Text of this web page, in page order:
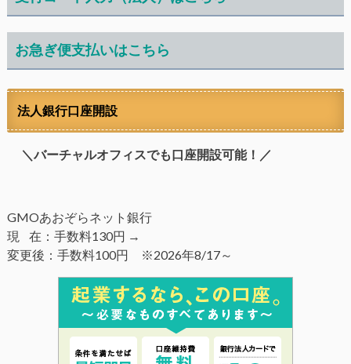
お急ぎ便支払いはこちら
法人銀行口座開設
＼バーチャルオフィスでも口座開設可能！／
GMOあおぞらネット銀行
現 在：手数料130円 →
変更後：手数料100円 ※2026年8/17～